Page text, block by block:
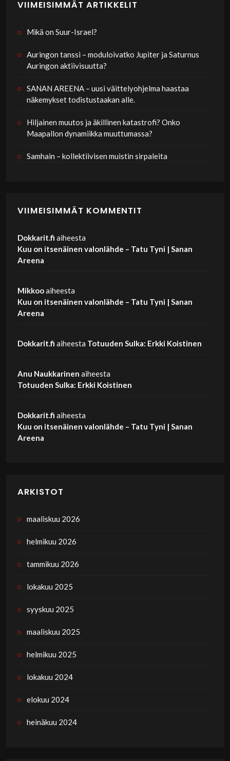
VIIMEISIMMÄT ARTIKKELIT
Mikä on Suur-Israel?
Auringon tanssi – moduloivatko Jupiter ja Saturnus
Auringon aktiivisuutta?
SANAN AREENA – uusi väittelyohjelma haastaa
näkemykset todistustaakan alle.
Hiljainen muutos ja äkillinen katastrofi? Onko
Maapallon dynamiikka muuttumassa?
Samhain – kollektiivisen muistin sirpaleita
VIIMEISIMMÄT KOMMENTIT
Dokkarit.fi aiheesta
Kuu on itsenäinen valonlähde – Tatu Tyni | Sanan
Areena
Mikkooaiheesta
Kuu on itsenäinen valonlähde – Tatu Tyni | Sanan
Areena
Dokkarit.fi aiheesta Totuuden Sulka: Erkki Koistinen
Anu Naukkarinen aiheesta
Totuuden Sulka: Erkki Koistinen
Dokkarit.fi aiheesta
Kuu on itsenäinen valonlähde – Tatu Tyni | Sanan
Areena
ARKISTOT
maaliskuu 2026
helmikuu 2026
tammikuu 2026
lokakuu 2025
syyskuu 2025
maaliskuu 2025
helmikuu 2025
lokakuu 2024
elokuu 2024
heinäkuu 2024